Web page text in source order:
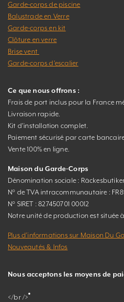
Garde-corps de piscine
Balustrade en Verre
Garde-corps en kit
Clôture en verre
Brise vent
Garde-corps d’escalier
Ce que nous offrons :
Frais de port inclus pour la France
Livraison rapide.
Kit d’installation complet.
Paiement sécurisé par carte
Vente 100% en ligne.
Maison du Garde-Corps
Dénomination sociale :
N° de TVA intracommunautaire :
N° SIRET : 827450701 00012
Notre unité de production est située
Plus d’informations sur Maison Du
Nouveautés & Infos
Nous acceptons les moyens de
</br />